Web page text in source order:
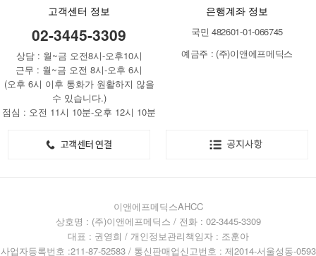
고객센터 정보
02-3445-3309
상담 : 월~금 오전8시-오후10시
근무 : 월~금 오전 8시-오후 6시
(오후 6시 이후 통화가 원활하지 않을
수 있습니다.)
점심 : 오전 11시 10분-오후 12시 10분
은행계좌 정보
국민 482601-01-066745
예금주 : (주)이앤에프메딕스
이앤에프메딕스AHCC
상호명 : (주)이앤에프메딕스 / 전화 : 02-3445-3309
대표 : 권영희 / 개인정보관리책임자 : 조훈아
사업자등록번호 :211-87-52583 / 통신판매업신고번호 : 제2014-서울성동-0593